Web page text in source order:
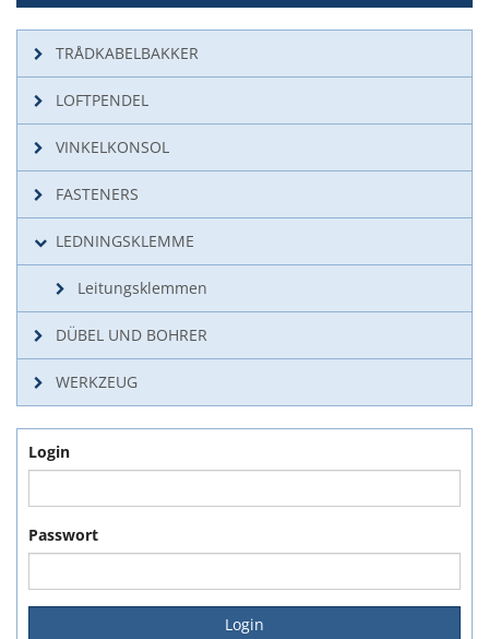
TRÅDKABELBAKKER
LOFTPENDEL
VINKELKONSOL
FASTENERS
LEDNINGSKLEMME
Leitungsklemmen
DÜBEL UND BOHRER
WERKZEUG
Login
Passwort